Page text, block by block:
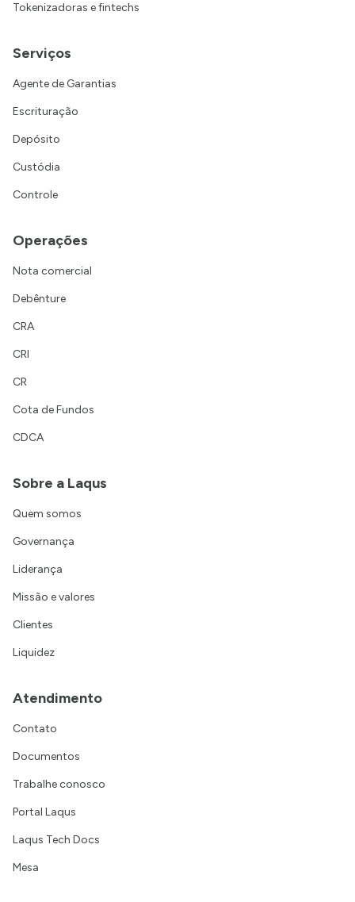
Tokenizadoras e fintechs
Serviços
Agente de Garantias
Escrituração
Depósito
Custódia
Controle
Operações
Nota comercial
Debênture
CRA
CRI
CR
Cota de Fundos
CDCA
Sobre a Laqus
Quem somos
Governança
Liderança
Missão e valores
Clientes
Liquidez
Atendimento
Contato
Documentos
Trabalhe conosco
Portal Laqus
Laqus Tech Docs
Mesa